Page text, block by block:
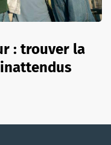
: trouver la